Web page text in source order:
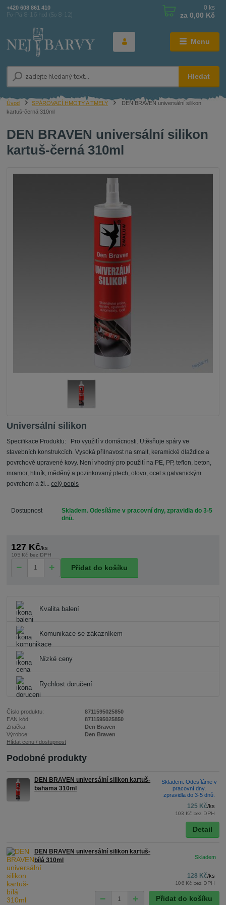
Menu
Hledat
+420 608 861 410
Po-Pá 8-16 hod (So 8-12)
0 ks
za 0,00 Kč
Úvod SPÁROVACÍ HMOTY A TMELY
DEN BRAVEN universální silikon
kartuš-černá 310ml
DEN BRAVEN universální silikon
kartuš-černá 310ml
Universální silikon
Specifikace Produktu: Pro využití v domácnosti. Utěsňuje spáry ve
stavebních konstrukcích. Vysoká přilnavost na smalt, keramické dlaždice a
povrchově upravené kovy. Není vhodný pro použití na PE, PP, teflon, beton,
mramor, hliník, měděný a pozinkovaný plech, olovo, ocel s galvanickým
povrchem a ži...celý popis
Dostupnost
Skladem. Odesíláme v pracovní dny, zpravidla do 3-5
dnů.
127 Kč/ks
105 Kč bez DPH
Přidat do košíku
Kvalita balení
Komunikace se zákazníkem
Nízké ceny
Rychlost doručení
Číslo produktu:
8711595025850
EAN kód:
8711595025850
Značka:
Den Braven
Výrobce:
Den Braven
Hlídat cenu / dostupnost
Podobné produkty
DEN BRAVEN universální silikon kartuš-
bahama 310ml
125 Kč/ks
103 Kč bez DPH
Skladem. Odesíláme v
pracovní dny,
zpravidla do 3-5 dnů.
Detail
DEN BRAVEN universální silikon kartuš-
bílá 310ml
128 Kč/ks
106 Kč bez DPH
Přidat do košíku